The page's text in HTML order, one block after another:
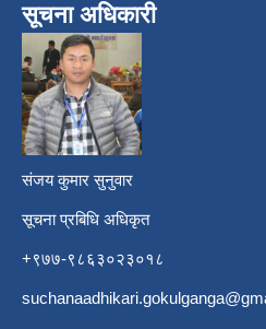
सूचना अधिकारी
संजय कुमार सुनुवार
सूचना प्रबिधि अधिकृत
+९७७-९८६३०२३०१८